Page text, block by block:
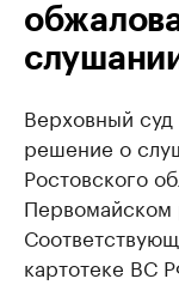
Верховный
решение о
Ростовского
Первомайском
картотеке ВС